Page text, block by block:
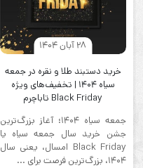
28 آبان 1404
خرید دستبند طلا و نقره در جمعه
سیاه ۱۴۰۴ | تخفیف‌های ویژه
Black Friday تاباچرم
جمعه سیاه ۱۴۰۴؛ آغاز بزرگ‌ترین
جشن خرید سال جمعه سیاه یا
Black Friday امسال، یعنی سال
۱۴۰۴، بزرگ‌ترین فرصت برای ...